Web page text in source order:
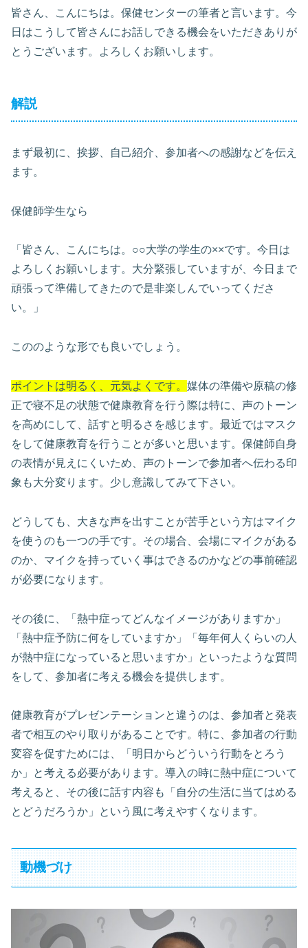
皆さん、こんにちは。保健センターの筆者と言います。今
日はこうして皆さんにお話しできる機会をいただきありが
とうございます。よろしくお願いします。
解説
まず最初に、挨拶、自己紹介、参加者への感謝などを伝え
ます。
保健師学生なら
「皆さん、こんにちは。○○大学の学生の××です。今日は
よろしくお願いします。大分緊張していますが、今日まで
頑張って準備してきたので是非楽しんでいってくださ
い。」
こののような形でも良いでしょう。
ポイントは明るく、元気よくです。 媒体の準備や原稿の修
正で寝不足の状態で健康教育を行う際は特に、声のトーン
を高めにして、話すと明るさを感じます。最近ではマスク
をして健康教育を行うことが多いと思います。保健師自身
の表情が見えにくいため、声のトーンで参加者へ伝わる印
象も大分変ります。少し意識してみて下さい。
どうしても、大きな声を出すことが苦手という方はマイク
を使うのも一つの手です。その場合、会場にマイクがある
のか、マイクを持っていく事はできるのかなどの事前確認
が必要になります。
その後に、「熱中症ってどんなイメージがありますか」
「熱中症予防に何をしていますか」「毎年何人くらいの人
が熱中症になっていると思いますか」といったような質問
をして、参加者に考える機会を提供します。
健康教育がプレゼンテーションと違うのは、参加者と発表
者で相互のやり取りがあることです。特に、参加者の行動
変容を促すためには、「明日からどういう行動をとろう
か」と考える必要があります。導入の時に熱中症について
考えると、その後に話す内容も「自分の生活に当てはめる
とどうだろうか」という風に考えやすくなります。
動機づけ